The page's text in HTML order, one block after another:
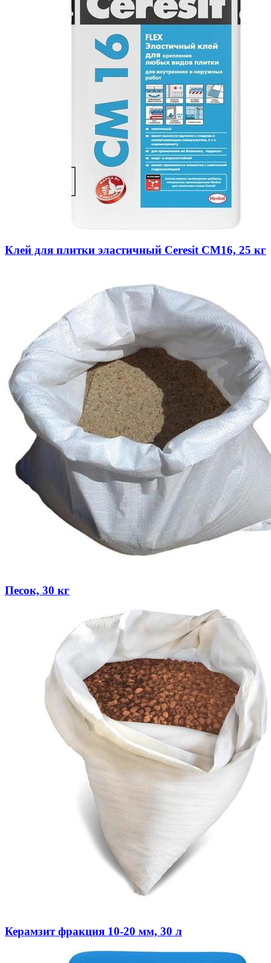
Клей для плитки эластичный Ceresit CM16, 25 кг
Песок, 30 кг
Керамзит фракция 10-20 мм, 30 л